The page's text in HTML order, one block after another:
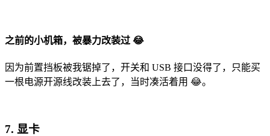
之前的小机箱，被暴力改装过 😂
因为前置挡板被我锯掉了，开关和 USB 接口没得了，只能买
一根电源开源线改装上去了，当时凑活着用 😂。
7. 显卡